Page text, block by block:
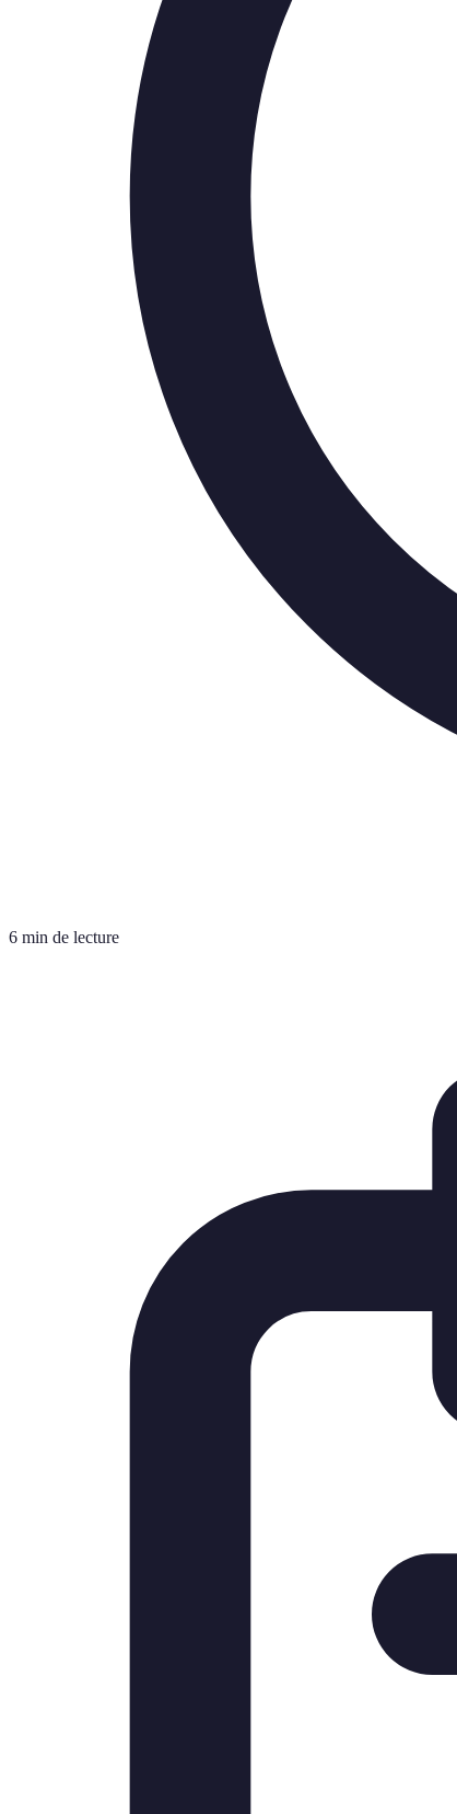
6 min de lecture